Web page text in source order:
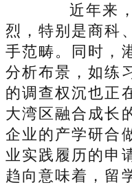
近年来，
烈，特别是商科
手范畴。同时，
分析布景，如练
的调查权沉也正
大湾区融合成长
企业的产学研合
业实践履历的申
趋向意味着，留